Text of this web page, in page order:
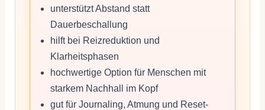
unterstützt Abstand statt
Dauerbeschallung
hilft bei Reizreduktion und
Klarheitsphasen
hochwertige Option für Menschen mit
starkem Nachhall im Kopf
gut für Journaling, Atmung und Reset-